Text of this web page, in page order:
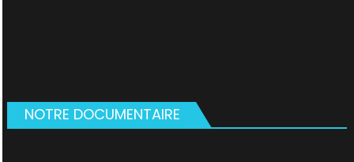
NOTRE DOCUMENTAIRE